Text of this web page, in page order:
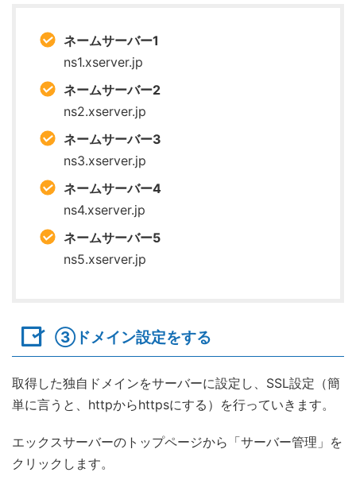
ネームサーバー1
ns1.xserver.jp
ネームサーバー2
ns2.xserver.jp
ネームサーバー3
ns3.xserver.jp
ネームサーバー4
ns4.xserver.jp
ネームサーバー5
ns5.xserver.jp
③ドメイン設定をする
取得した独自ドメインをサーバーに設定し、SSL設定（簡
単に言うと、httpからhttpsにする）を行っていきます。
エックスサーバーのトップページから「サーバー管理」を
クリックします。